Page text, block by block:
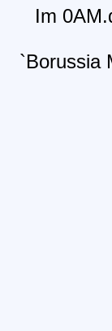
Im
`Borussia